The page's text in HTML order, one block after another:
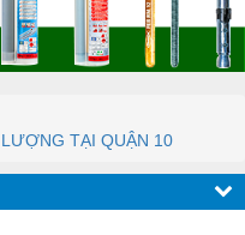
TẠI QUẬN 10